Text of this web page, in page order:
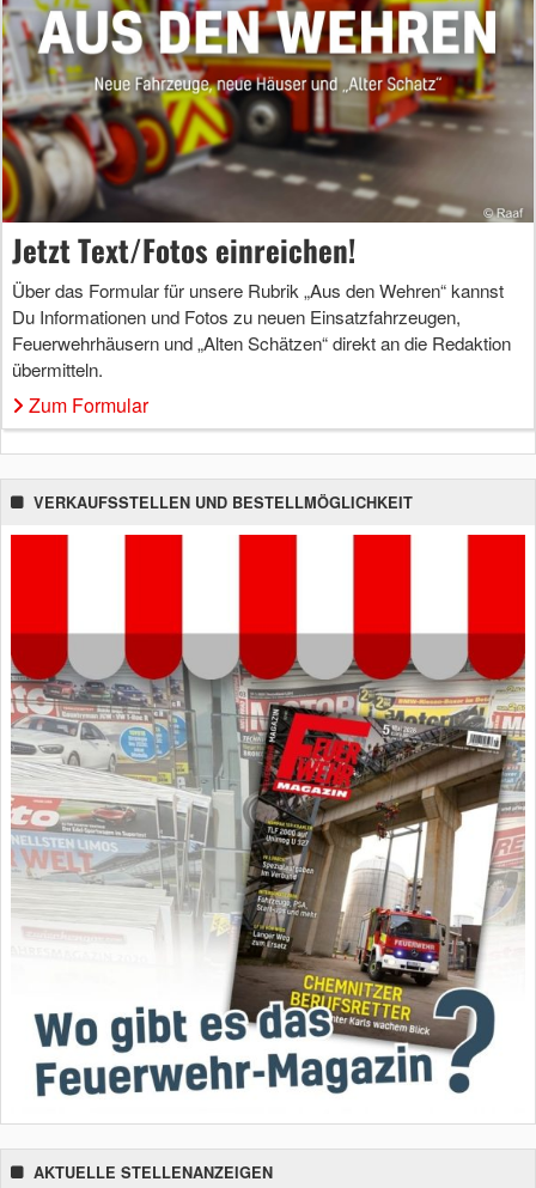
Jetzt Text/Fotos einreichen!
Über das Formular für unsere Rubrik „Aus den Wehren“ kannst
Du Informationen und Fotos zu neuen Einsatzfahrzeugen,
Feuerwehrhäusern und „Alten Schätzen“ direkt an die Redaktion
übermitteln.
Zum Formular
VERKAUFSSTELLEN UND BESTELLMÖGLICHKEIT
AKTUELLE STELLENANZEIGEN